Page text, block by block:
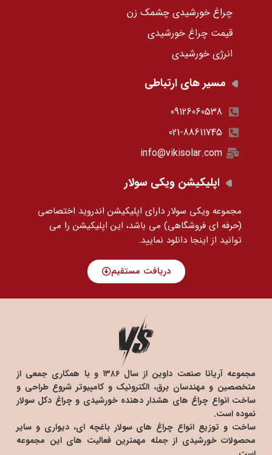
چراغ خورشیدی چشمک زن
قیمت چراغ خورشیدی
انرژی خورشیدی
مسیر های ارتباطی
09126060538
021-88611745
info@vikisolar.com
اپلیکیشن ویکی سولار
مجموعه ویکی سولار دارای اپلیکیشن اندروید اختصاصی
(حرفه ای فروشگاهی) می باشد، این اپلیکیشن را می
توانید از اینجا دانلود نمایید.
دریافت مستقیم
مجموعه آریانا صنعت داوین از سال ۱۳۸۶ و با همکاری جمعی از
متخصصین و مهندسان برق، الکترونیک و کامپیوتر شروع طراحی و
ساخت انواع چراغ های هشدار دهنده خورشیدی و چراغ دکل سولار
نموده است.
ساخت و توزیع انواع چراغ های سولار باغچه ای، دیواری و سایر
محصولات خورشیدی از جمله مهمترین فعالیت های این مجموعه